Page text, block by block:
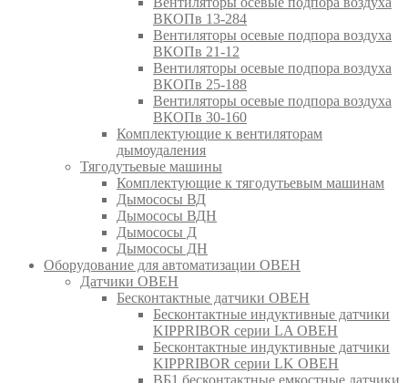
ВКОПв 13-284
Вентиляторы осевые подпора воздуха
ВКОПв 21-12
Вентиляторы осевые подпора воздуха
ВКОПв 25-188
Вентиляторы осевые подпора воздуха
ВКОПв 30-160
Комплектующие к вентиляторам
дымоудаления
Тягодутьевые машины
Комплектующие к тягодутьевым машинам
Дымососы ВД
Дымососы ВДН
Дымососы Д
Дымососы ДН
Оборудование для автоматизации ОВЕН
Датчики ОВЕН
Бесконтактные датчики ОВЕН
Бесконтактные индуктивные датчики
KIPPRIBOR серии LA ОВЕН
Бесконтактные индуктивные датчики
KIPPRIBOR серии LK ОВЕН
ВБ1 бесконтактные емкостные датчики